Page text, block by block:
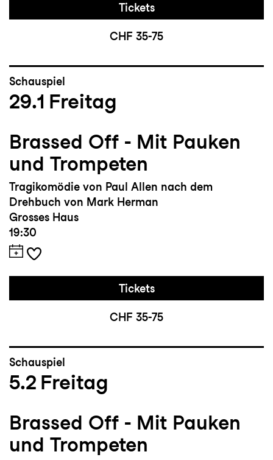
Tickets
CHF 35-75
Schauspiel
29.1 Freitag
Brassed Off - Mit Pauken
und Trompeten
Tragikomödie von Paul Allen nach dem
Drehbuch von Mark Herman
Grosses Haus
19:30
Tickets
CHF 35-75
Schauspiel
5.2 Freitag
Brassed Off - Mit Pauken
und Trompeten